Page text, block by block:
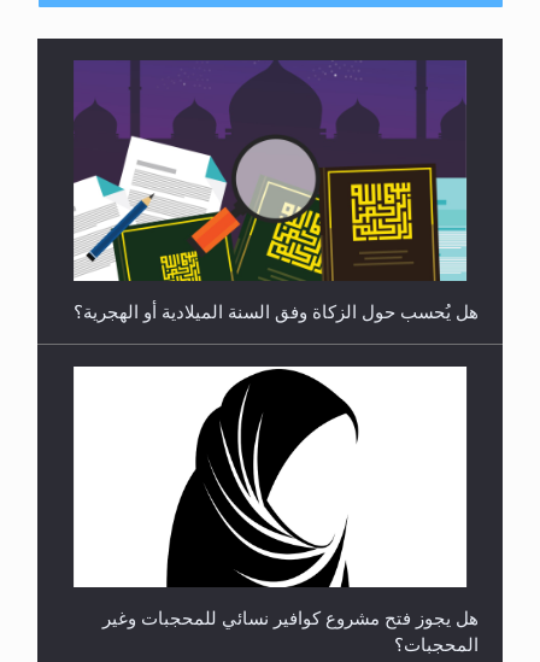
**الحصن الحصين من وساوس المعارضين ...**...
هل يُحسب حول الزكاة وفق السنة الميلادية أو الهجرية؟
هل يجوز فتح مشروع كوافير نسائي للمحجبات وغير
المحجبات؟